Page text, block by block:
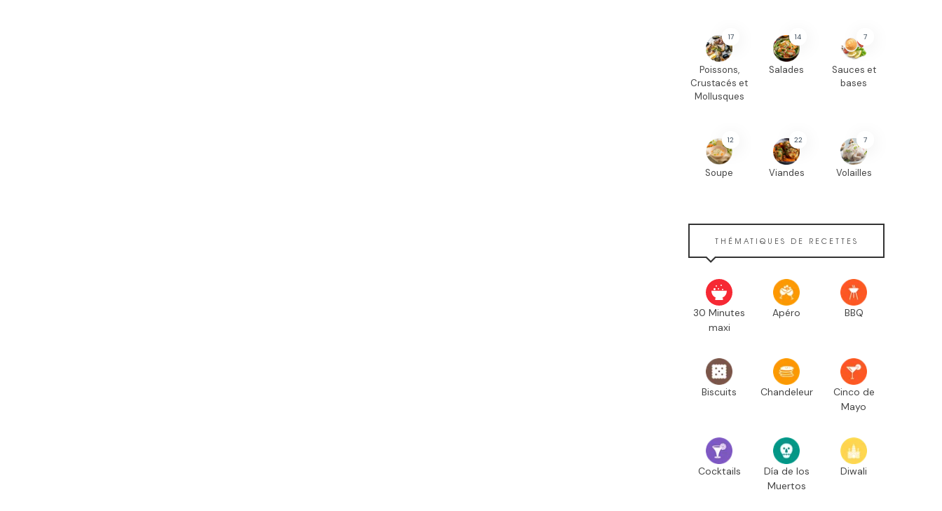
17
Poissons,
Crustacés et
Mollusques
14
Salades
7
Sauces et
bases
12
Soupe
22
Viandes
7
Volailles
THÉMATIQUES DE RECETTES
30 Minutes
maxi
Apéro BBQ
Biscuits Chandeleur
Cinco de
Mayo
Cocktails
Día de los
Muertos
Diwali